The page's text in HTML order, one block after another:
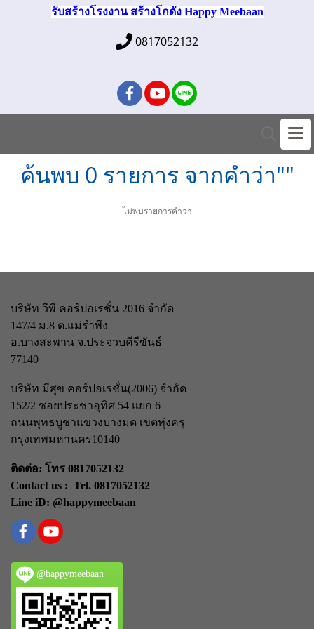
รับสร้างโรงงาน สร้างโกดัง Happy Meebaan
0817052132
ค้นพบ 0 รายการ จากคำว่า""
ไม่พบรายการคำว่า
บริษัท วีพี คอร์ปอเรชั่น 2016 จำกัด
147/4 ม.8 ต.แม่รำพึง
อ.บางสะพาน จ.ประจวบคีรีขันธ์
77140
บริษัท มีสุข คอร์ปอเรชั่น(2006) จำกัด
152/2 ซอยประชาอุทิศ 54 แยก 6
ถนนพุทธบูชาแขวงบางมด เขตทุ่งครุ
กรุงเทพมหานคร10140
ติดต่อ: โทร 0817052132
Contact us : Tel. 0817052132
Line iD: @happymeebaan
@happymeebaan